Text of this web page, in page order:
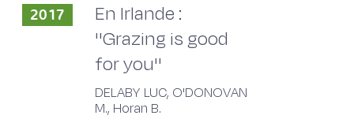
2017
En Irlande :
''Grazing is good
for you''
DELABY LUC, O'DONOVAN
M., Horan B.